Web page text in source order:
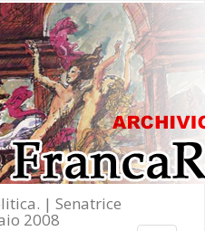
| Senatrice
2008